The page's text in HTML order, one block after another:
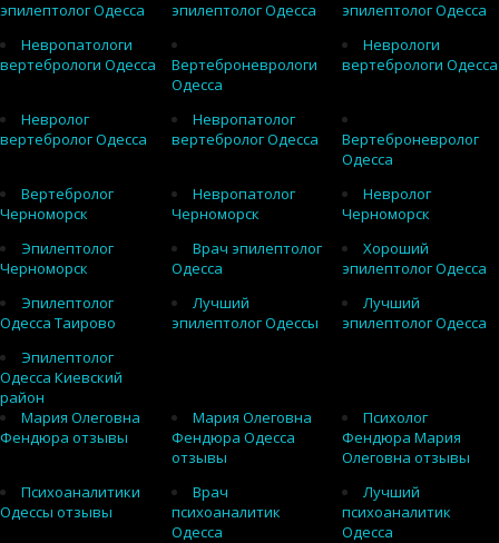
эпилептолог Одесса
эпилептолог Одесса
эпилептолог Одесса
Невропатологи
вертебрологи Одесса
Вертеброневрологи
Одесса
Неврологи
вертебрологи Одесса
Невролог
вертебролог Одесса
Невропатолог
вертебролог Одесса
Вертеброневролог
Одесса
Вертебролог
Черноморск
Невропатолог
Черноморск
Невролог
Черноморск
Эпилептолог
Черноморск
Врач эпилептолог
Одесса
Хороший
эпилептолог Одесса
Эпилептолог
Одесса Таирово
Лучший
эпилептолог Одессы
Лучший
эпилептолог Одесса
Эпилептолог
Одесса Киевский
район
Мария Олеговна
Фендюра отзывы
Мария Олеговна
Фендюра Одесса
отзывы
Психолог
Фендюра Мария
Олеговна отзывы
Психоаналитики
Одессы отзывы
Врач
психоаналитик
Одесса
Лучший
психоаналитик
Одесса